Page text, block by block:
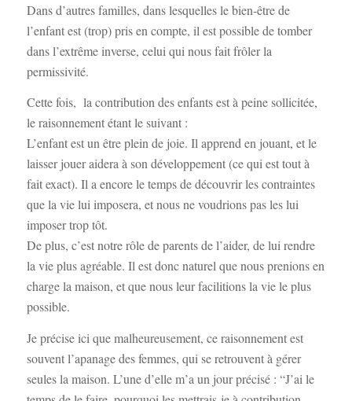
Dans d’autres familles, dans lesquelles le bien-être de
l’enfant est (trop) pris en compte, il est possible de tomber
dans l’extrême inverse, celui qui nous fait frôler la
permissivité.
Cette fois, la contribution des enfants est à peine sollicitée,
le raisonnement étant le suivant :
L’enfant est un être plein de joie. Il apprend en jouant, et le
laisser jouer aidera à son développement (ce qui est tout à
fait exact). Il a encore le temps de découvrir les contraintes
que la vie lui imposera, et nous ne voudrions pas les lui
imposer trop tôt.
De plus, c’est notre rôle de parents de l’aider, de lui rendre
la vie plus agréable. Il est donc naturel que nous prenions en
charge la maison, et que nous leur facilitions la vie le plus
possible.
Je précise ici que malheureusement, ce raisonnement est
souvent l’apanage des femmes, qui se retrouvent à gérer
seules la maison. L’une d’elle m’a un jour précisé : “J’ai le